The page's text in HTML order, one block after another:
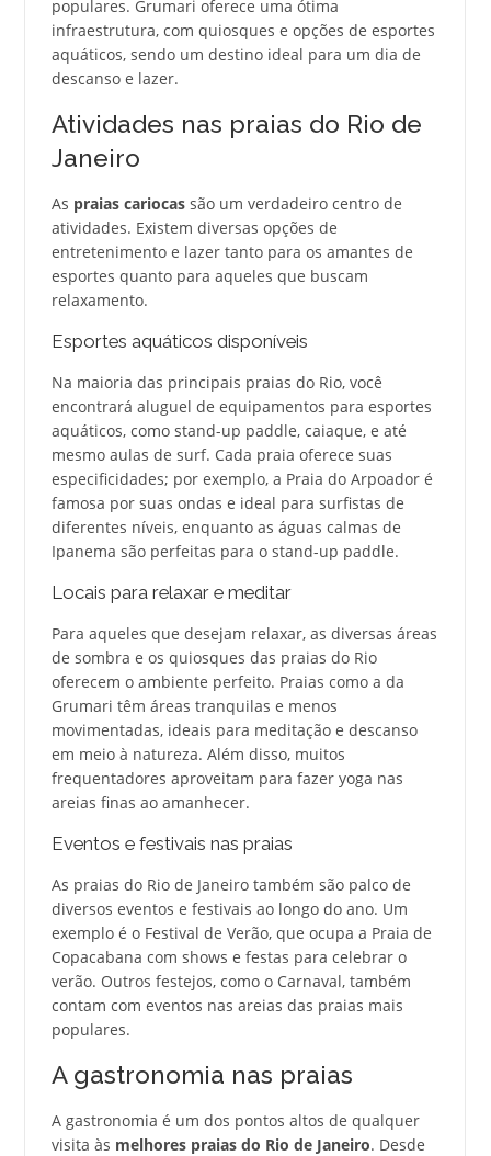
populares. Grumari oferece uma ótima
infraestrutura, com quiosques e opções de esportes
aquáticos, sendo um destino ideal para um dia de
descanso e lazer.
Atividades nas praias do Rio de
Janeiro
As praias cariocassão um verdadeiro centro de
atividades. Existem diversas opções de
entretenimento e lazer tanto para os amantes de
esportes quanto para aqueles que buscam
relaxamento.
Esportes aquáticos disponíveis
Na maioria das principais praias do Rio, você
encontrará aluguel de equipamentos para esportes
aquáticos, como stand-up paddle, caiaque, e até
mesmo aulas de surf. Cada praia oferece suas
especificidades; por exemplo, a Praia do Arpoador é
famosa por suas ondas e ideal para surfistas de
diferentes níveis, enquanto as águas calmas de
Ipanema são perfeitas para o stand-up paddle.
Locais para relaxar e meditar
Para aqueles que desejam relaxar, as diversas áreas
de sombra e os quiosques das praias do Rio
oferecem o ambiente perfeito. Praias como a da
Grumari têm áreas tranquilas e menos
movimentadas, ideais para meditação e descanso
em meio à natureza. Além disso, muitos
frequentadores aproveitam para fazer yoga nas
areias finas ao amanhecer.
Eventos e festivais nas praias
As praias do Rio de Janeiro também são palco de
diversos eventos e festivais ao longo do ano. Um
exemplo é o Festival de Verão, que ocupa a Praia de
Copacabana com shows e festas para celebrar o
verão. Outros festejos, como o Carnaval, também
contam com eventos nas areias das praias mais
populares.
A gastronomia nas praias
A gastronomia é um dos pontos altos de qualquer
visita às melhores praias do Rio de Janeiro. Desde